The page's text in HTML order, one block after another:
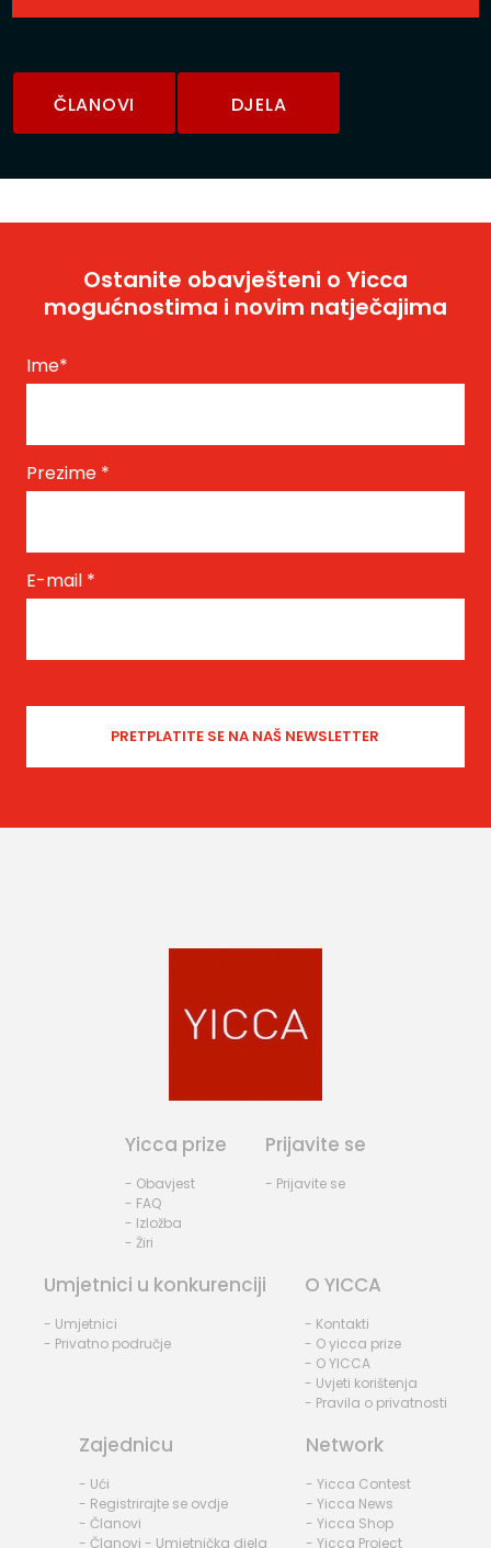
ČLANOVI DJELA
Ostanite obavješteni o Yicca
mogućnostima i novim natječajima
Ime*
Prezime *
E-mail *
Yicca prize
- Obavjest
- FAQ
- Izložba
- Žiri
Prijavite se
- Prijavite se
Umjetnici u konkurenciji
- Umjetnici
- Privatno područje
O YICCA
- Kontakti
- O yicca prize
- O YICCA
- Uvjeti korištenja
- Pravila o privatnosti
Zajednicu
- Ući
- Registrirajte se ovdje
- Članovi
- Članovi - Umjetnička djela
Network
- Yicca Contest
- Yicca News
- Yicca Shop
- Yicca Project